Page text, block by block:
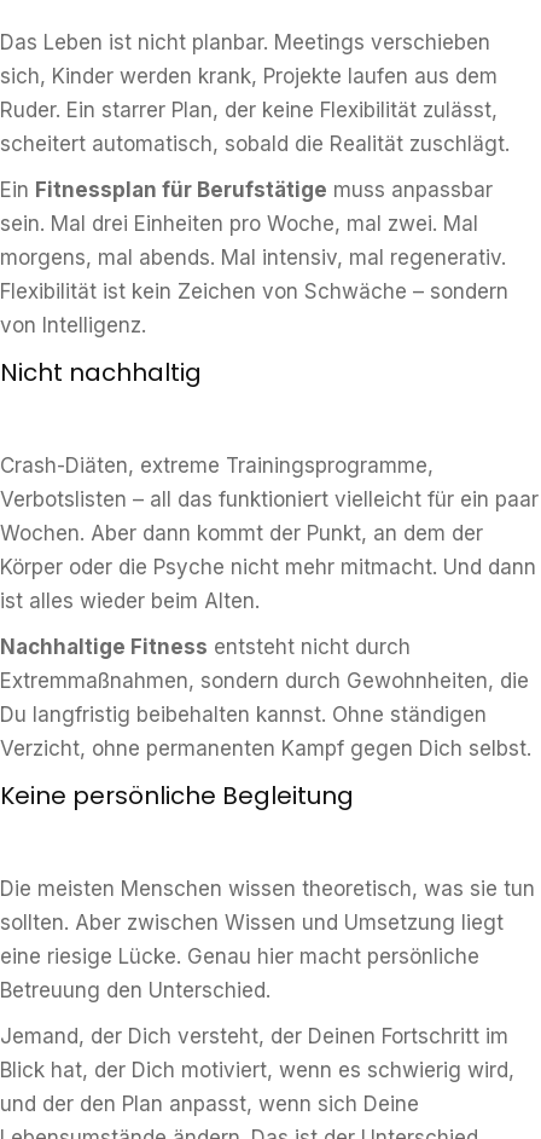
Das Leben ist nicht planbar. Meetings verschieben
sich, Kinder werden krank, Projekte laufen aus dem
Ruder. Ein starrer Plan, der keine Flexibilität zulässt,
scheitert automatisch, sobald die Realität zuschlägt.
Ein Fitnessplan für Berufstätige muss anpassbar
sein. Mal drei Einheiten pro Woche, mal zwei. Mal
morgens, mal abends. Mal intensiv, mal regenerativ.
Flexibilität ist kein Zeichen von Schwäche – sondern
von Intelligenz.
Nicht nachhaltig
Crash-Diäten, extreme Trainingsprogramme,
Verbotslisten – all das funktioniert vielleicht für ein paar
Wochen. Aber dann kommt der Punkt, an dem der
Körper oder die Psyche nicht mehr mitmacht. Und dann
ist alles wieder beim Alten.
Nachhaltige Fitness entsteht nicht durch
Extremmaßnahmen, sondern durch Gewohnheiten, die
Du langfristig beibehalten kannst. Ohne ständigen
Verzicht, ohne permanenten Kampf gegen Dich selbst.
Keine persönliche Begleitung
Die meisten Menschen wissen theoretisch, was sie tun
sollten. Aber zwischen Wissen und Umsetzung liegt
eine riesige Lücke. Genau hier macht persönliche
Betreuung den Unterschied.
Jemand, der Dich versteht, der Deinen Fortschritt im
Blick hat, der Dich motiviert, wenn es schwierig wird,
und der den Plan anpasst, wenn sich Deine